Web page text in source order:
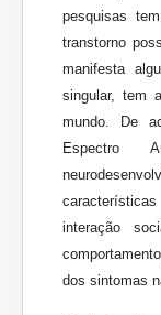
pesquisas
transtorno
manifesta
singular, tem
mundo. De
Espectro
interação
dos sintomas